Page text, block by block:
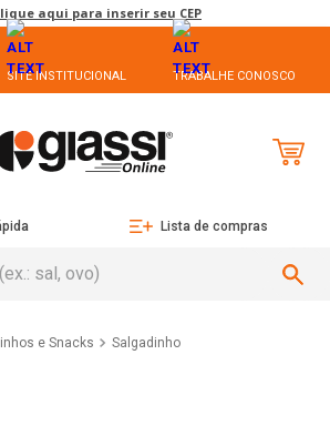
aqui para inserir seu CEP
SITE INSTITUCIONAL TRABALHE CONOSCO
Lista de compras
e Snacks Salgadinho